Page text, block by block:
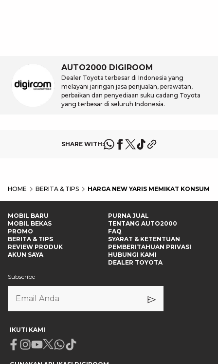
AUTO2000 DIGIROOM
Dealer Toyota terbesar di Indonesia yang
melayani jaringan jasa penjualan, perawatan,
perbaikan dan penyediaan suku cadang Toyota
yang terbesar di seluruh Indonesia.
SHARE WITH:
HOME BERITA & TIPS HARGA NEW YARIS MEMIKAT KONSUMEN
MOBIL BARU
MOBIL BEKAS
PROMO
BERITA & TIPS
REVIEW PRODUK
AKUN SAYA
PURNA JUAL
TENTANG AUTO2000
FAQ
SYARAT & KETENTUAN
PEMBERITAHUAN PRIVASI
HUBUNGI KAMI
DEALER TOYOTA
Subscribe
IKUTI KAMI
Facebook
Instagram
Youtube
X Whatsapp
Tiktok